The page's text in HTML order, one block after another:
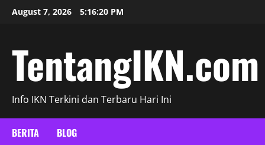
SkipAugust 7, 2026 5:16:21 PM
TentangIKN.com
Info IKN Terkini dan Terbaru Hari Ini
BERITA BLOG